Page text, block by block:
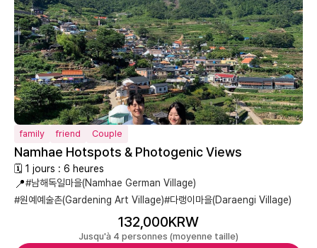
family friend Couple
Namhae Hotspots & Photogenic Views
🗓 1 jours : 6 heures
📍#남해독일마을(Namhae German Village)
#원예예술촌(Gardening Art Village)#다랭이마을(Daraengi Village)
132,000KRW
Jusqu'à 4 personnes (moyenne taille)